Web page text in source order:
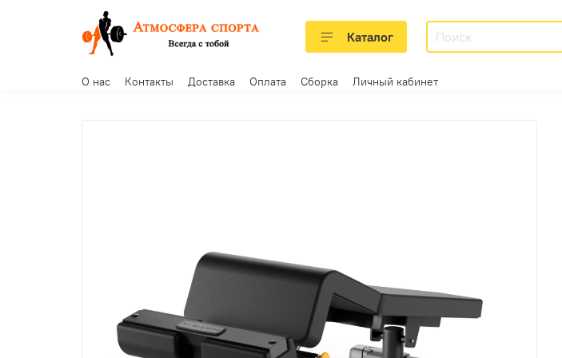
Каталог
О нас Контакты Доставка Оплата Сборка Личный кабинет